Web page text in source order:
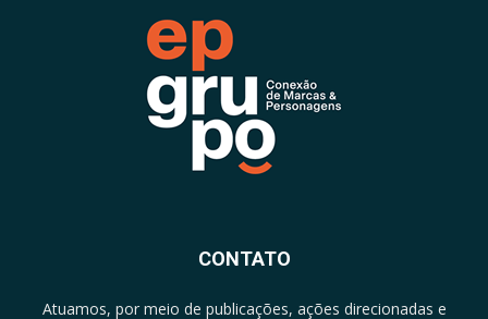
CONTATO
Atuamos, por meio de publicações, ações direcionadas e